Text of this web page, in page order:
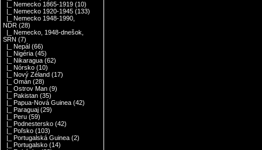
|_ Nemecko 1865-1919 (10)
|_ Nemecko 1920-1945 (133)
|_ Nemecko 1948-1990,
NDR (28)
|_ Nemecko, 1948-dnešok,
SRN (7)
|_ Nepál (66)
|_ Nigéria (45)
|_ Nikaragua (62)
|_ Nórsko (10)
|_ Nový Zéland (17)
|_ Omán (28)
|_ Ostrov Man (9)
|_ Pakistan (35)
|_ Papua-Nová Guinea (42)
|_ Paraguaj (29)
|_ Peru (59)
|_ Podnestersko (42)
|_ Poľsko (103)
|_ Portugalská Guinea (2)
|_ Portugalsko (14)